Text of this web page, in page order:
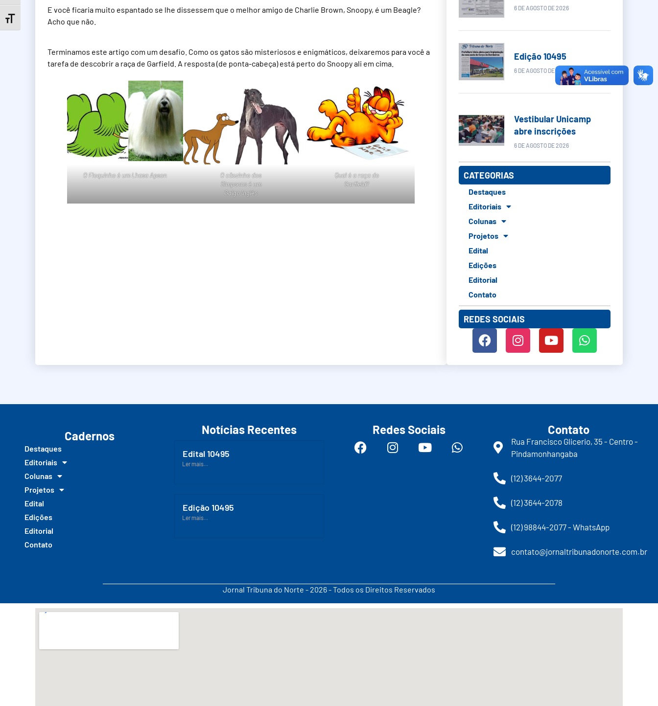
Toggle Font size
E você ficaria muito espantado se lhe dissessem que o melhor amigo de Charlie Brown, Snoopy, é um Beagle?
Acho que não.
Terminamos este artigo com um desafio. Como os gatos são misteriosos e enigmáticos, deixaremos para você a
tarefa de descobrir a raça de Garfield. A resposta (de ponta-cabeça) está perto do Snoopy ali em cima.
O Floquinho é um Lhasa Apson
O cãozinho dos
Simpsons é um
Galgo Inglês
Qual é a raça do
Garfield?
6 DE AGOSTO DE 2026
Edição 10495
6 DE AGOSTO DE 2026
Vestibular Unicamp
abre inscrições
6 DE AGOSTO DE 2026
CATEGORIAS
Destaques
Editoriais
Colunas
Projetos
Edital
Edições
Editorial
Contato
REDES SOCIAIS
Cadernos
Destaques
Editoriais
Colunas
Projetos
Edital
Edições
Editorial
Contato
Notícias Recentes
Edital 10495
Ler mais...
Edição 10495
Ler mais...
Redes Sociais Contato
Rua Francisco Glicerio, 35 - Centro -
Pindamonhangaba
(12) 3644-2077
(12) 3644-2078
(12) 98844-2077 - WhatsApp
contato@jornaltribunadonorte.com.br
Jornal Tribuna do Norte - 2026 - Todos os Direitos Reservados